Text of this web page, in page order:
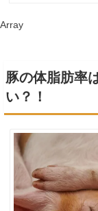
Array
豚の体脂肪率
い？！